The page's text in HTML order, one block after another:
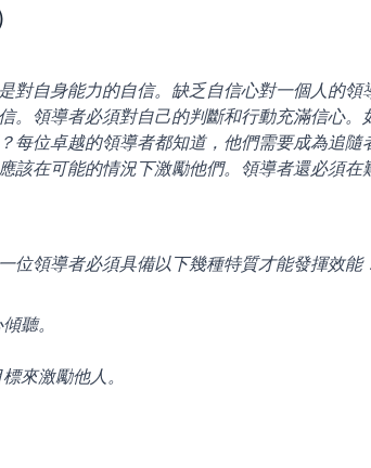
對自身能力的自信。缺乏自信心對一個人的領
。領導者必須對自己的判斷和行動充滿信心。
每位卓越的領導者都知道，他們需要成為追隨
該在可能的情況下激勵他們。領導者還必須在
位領導者必須具備以下幾種特質才能發揮效能
聽。
來激勵他人。